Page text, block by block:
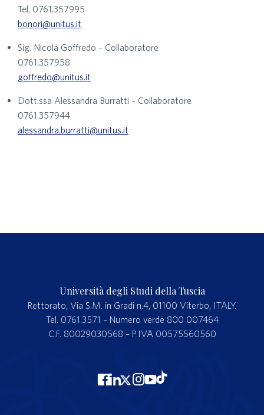
Tel. 0761.357995
bonori@unitus.it
Sig. Nicola Goffredo – Collaboratore
0761.357958
goffredo@unitus.it
Dott.ssa Alessandra Burratti – Collaboratore
0761.357944
alessandra.burratti@unitus.it
Università degli Studi della Tuscia
Rettorato, Via S.M. in Gradi n.4, 01100 Viterbo, ITALY.
Tel. 0761.3571 – Numero verde 800 007464
C.F. 80029030568 – P.IVA 00575560560